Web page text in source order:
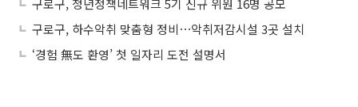
구로구, 청년정책네트워크 5기 신규 위원 16명 공모
구로구, 하수악취 맞춤형 정비⋯악취저감시설 3곳 설치
‘경험 無도 환영’ 첫 일자리 도전 설명서